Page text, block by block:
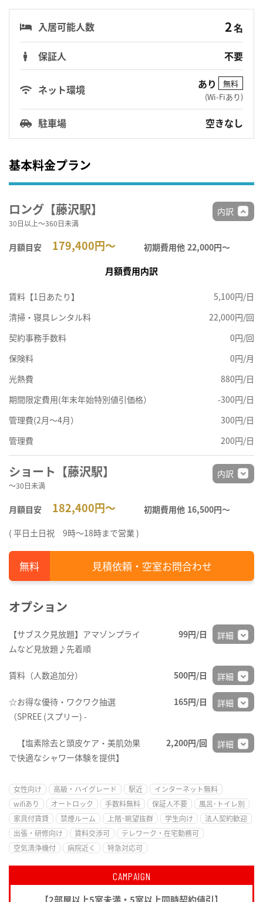
入居可能人数 2名
保証人
不要
ネット環境 あり
無料
(Wi-Fiあり)
駐車場 空きなし
基本料金プラン
ロング【藤沢駅】
30日以上～360日未満
月額目安 179,400円～ 初期費用他 22,000円〜
内訳
月額費用内訳
賃料【1日あたり】
5,100円/日
清掃・寝具レンタル料
22,000円/回
契約事務手数料
0円/回
保険料
0円/月
光熱費
880円/日
期間限定費用(年末年始特別値引価格）
-300円/日
管理費(2月～4月）
300円/日
管理費
200円/日
ショート【藤沢駅】
～30日未満
月額目安 182,400円～ 初期費用他 16,500円〜
内訳
( 平日土日祝 9時～18時まで営業 )
見積依頼・空室お問合わせ
オプション
【サブスク見放題】アマゾンプライ
ムなど見放題♪先着順
99円/日 詳細
賃料（人数追加分） 500円/日 詳細
☆お得な優待・ワクワク抽選
（SPREE (スプリー) -
165円/日 詳細
【塩素除去と頭皮ケア・美肌効果
で快適なシャワー体験を提供】
2,200円/回 詳細
女性向け 高級・ハイグレード 駅近
インターネット無料
wifiあり
オートロック 手数料無料 保証人不要
風呂･トイレ別
家具付賃貸
禁煙ルーム 上階･眺望抜群 学生向け
法人契約歓迎
出張・研修向け
賃料交渉可
テレワーク・在宅勤務可
空気清浄機付
病院近く 特急対応可
CAMPAIGN
【2部屋以上5室未満・5室以上同時契約値引】